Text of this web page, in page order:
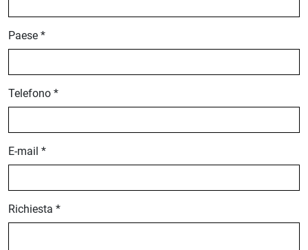
Paese *
Telefono *
E-mail *
Richiesta *